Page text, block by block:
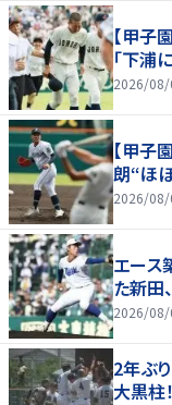
【甲
「下浦
2026/08/
【甲子
朗“ほ
2026/08/
エース
た新田
2026/08/
2年ぶ
大黒柱